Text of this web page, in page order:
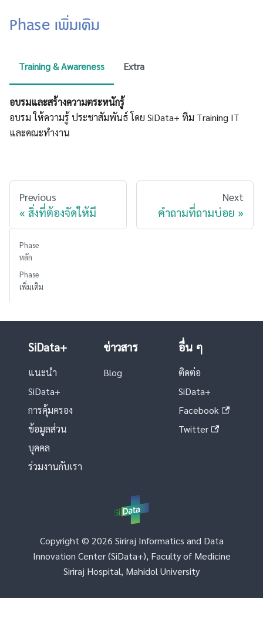
Phase เพิ่มเติม
Training & Awareness Extra
อบรมและสร้างความตระหนักรู้
อบรม ให้ความรู้ ประชาสัมพันธ์ โดย SiData+ ทีม Training IT
และคณะทำงาน
Previous
สิ่งที่ต้องจัดให้มี
Next
คำถามที่ถามบ่อย
Phase
หลัก
Phase
เพิ่มเติม
SiData+
แนะนำ
SiData+
การคุ้มครอง
ข้อมูลส่วน
บุคคล
ร่วมงานกับเรา
ข่าวสาร
Blog
อื่น ๆ
ติดต่อ
SiData+
Facebook
Twitter
Copyright © 2026 Siriraj Informatics and Data
Innovation Center (SiData+), Faculty of Medicine
Siriraj Hospital, Mahidol University